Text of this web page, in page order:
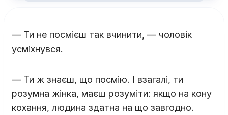
— Ти не посмієш так вчинити, — чоловік
усміхнувся.
— Ти ж знаєш, що посмію. І взагалі, ти
розумна жінка, маєш розуміти: якщо на кону
кохання, людина здатна на що завгодно.